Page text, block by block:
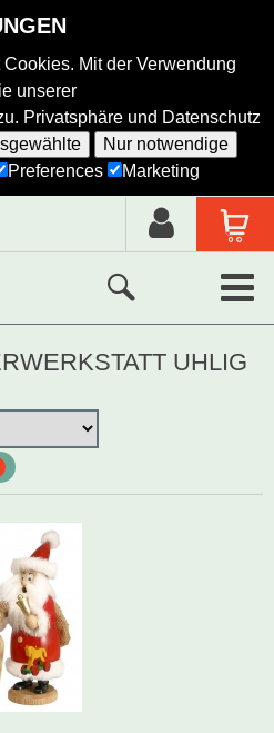
Mit der Verwendung
unserer
Privatsphäre und Datenschutz
Nur notwendige
Preferences Marketing
UHLIG